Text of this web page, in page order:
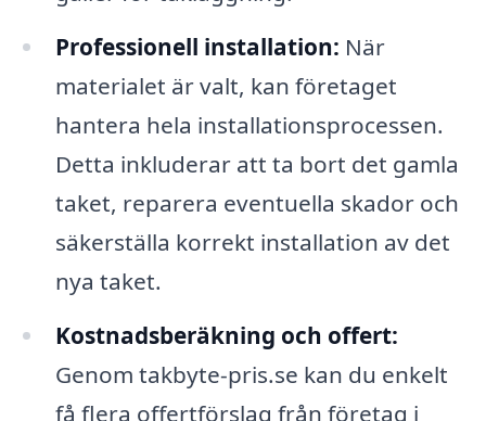
Professionell installation: När
materialet är valt, kan företaget
hantera hela installationsprocessen.
Detta inkluderar att ta bort det gamla
taket, reparera eventuella skador och
säkerställa korrekt installation av det
nya taket.
Kostnadsberäkning och offert:
Genom takbyte-pris.se kan du enkelt
få flera offertförslag från företag i